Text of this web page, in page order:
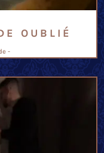
OUBLIÉ
-